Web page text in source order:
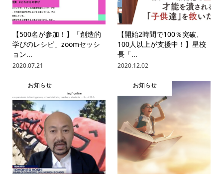
【500名が参加！】「創造的
学びのレシピ」zoomセッシ
ョン...
2020.07.21
【開始2時間で100％突破、
100人以上が支援中！】星校
長「...
2020.12.02
お知らせ お知らせ